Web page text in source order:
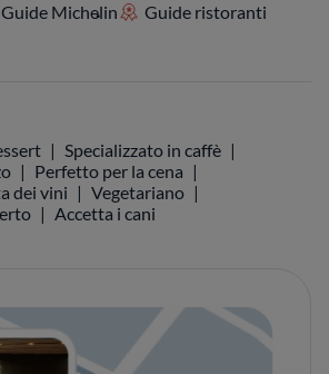
Guide Michelin
Guide ristoranti
Specializzato in caffè
Perfetto per la cena
dei vini
Vegetariano
Accetta i cani